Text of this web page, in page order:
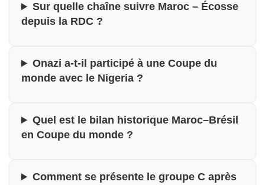
Sur quelle chaîne suivre Maroc – Écosse
depuis la RDC ?
Onazi a-t-il participé à une Coupe du
monde avec le Nigeria ?
Quel est le bilan historique Maroc–Brésil
en Coupe du monde ?
Comment se présente le groupe C après